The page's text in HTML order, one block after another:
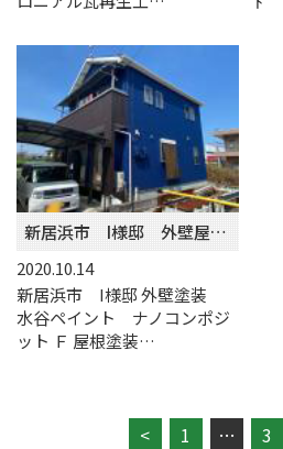
新居浜市 I様邸 外壁屋根塗装
2020.10.14
新居浜市 I様邸 外壁塗装
水谷ペイント ナノコンポジ
ット Ｆ 屋根塗装…
< 1 … 3